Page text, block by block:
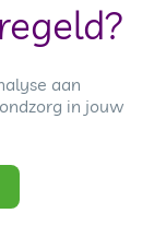
aan
in jouw